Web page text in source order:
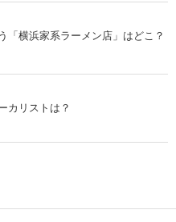
「横浜家系ラーメン店」はどこ？
カリストは？